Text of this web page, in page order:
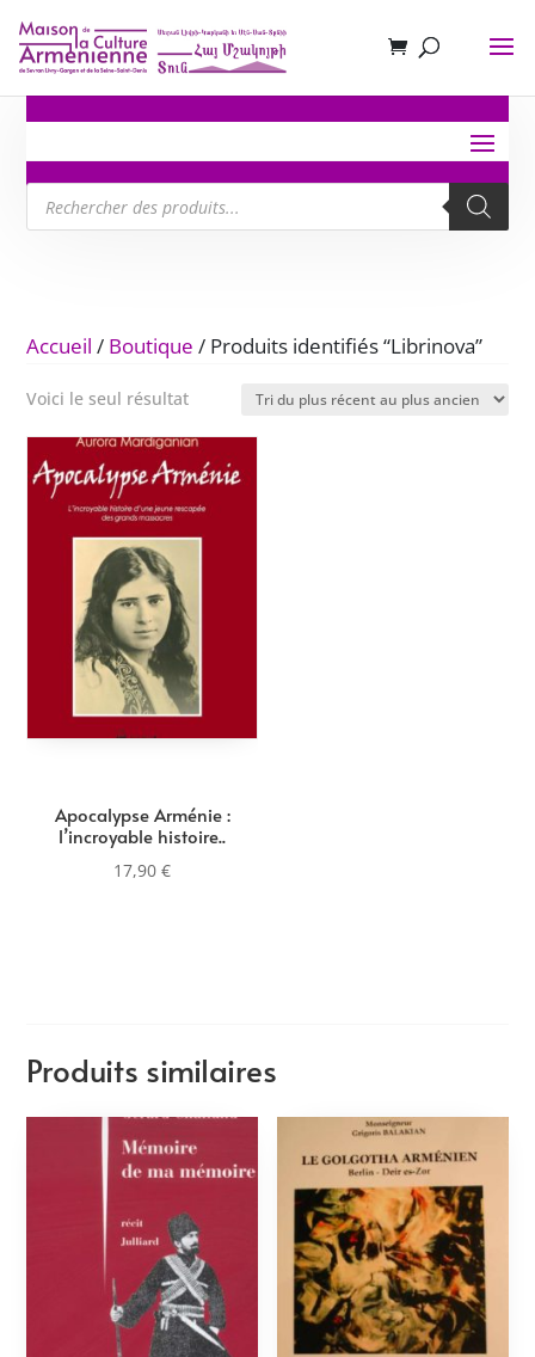
Recherche
de
produits
Accueil / Boutique / Produits identifiés “Librinova”
Voici le seul résultat
Apocalypse Arménie :
l’incroyable histoire..
17,90€
Produits similaires